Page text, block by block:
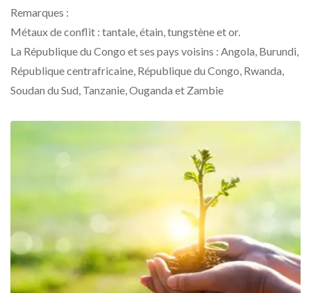
Remarques :
Métaux de conflit : tantale, étain, tungstène et or.
La République du Congo et ses pays voisins : Angola, Burundi,
République centrafricaine, République du Congo, Rwanda,
Soudan du Sud, Tanzanie, Ouganda et Zambie